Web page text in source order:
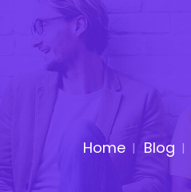
Home Blog